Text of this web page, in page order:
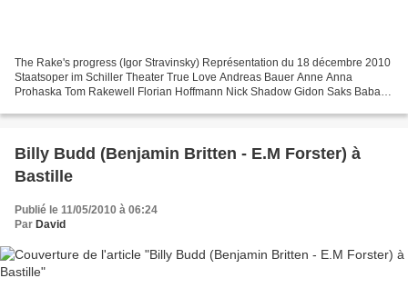
The Rake's progress (Igor Stravinsky) Représentation du 18 décembre 2010
Staatsoper im Schiller Theater True Love Andreas Bauer Anne Anna
Prohaska Tom Rakewell Florian Hoffmann Nick Shadow Gidon Saks Baba
Billy Budd (Benjamin Britten - E.M Forster) à
Bastille
Publié le 11/05/2010 à 06:24
Par David